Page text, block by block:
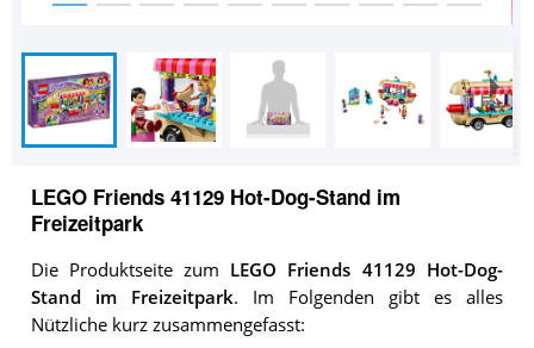
LEGO Friends 41129 Hot-Dog-Stand im
Freizeitpark
Die Produktseite zum LEGO Friends 41129 Hot-Dog-
Stand im Freizeitpark. Im Folgenden gibt es alles
Nützliche kurz zusammengefasst: